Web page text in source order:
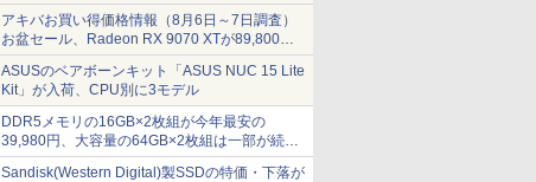
アキバお買い得価格情報（8月6日～7日調査）
お盆セール、Radeon RX 9070 XTが89,800
円、水平周波数24.8kHz対応の17型モニターが
9,801円、暑さ指数連動セール ほか
ASUSのベアボーンキット「ASUS NUC 15 Lite
Kit」が入荷、CPU別に3モデル
DDR5メモリの16GB×2枚組が今年最安の
39,980円、大容量の64GB×2枚組は一部が続騰
[8月前半のメモリ価格]
Sandisk(Western Digital)製SSDの特価・下落が